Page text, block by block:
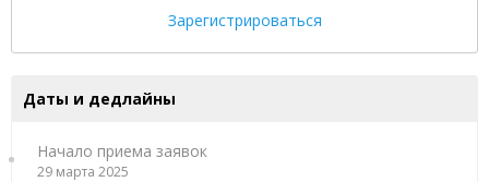
Зарегистрироваться
Даты и дедлайны
Начало приема заявок
29 марта 2025